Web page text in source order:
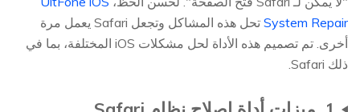
System Repair
تحل هذه المشاكل وتجعل Safari يعمل مرة
أخرى. تم تصميم هذه الأداة لحل مشكلات iOS المختلفة، بما في
ذلك Safari.